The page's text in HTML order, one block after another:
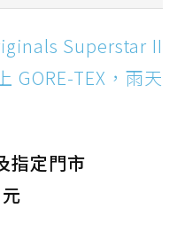
Superstar II
GORE-TEX，雨天街
Hierro v9 GORE-
Low GORE-TEX：
，雨天穿搭帥度不
Superstar II
GORE-TEX，雨天
指定門市